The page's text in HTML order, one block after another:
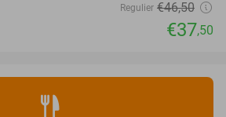
Regulier €46,50
€37,50